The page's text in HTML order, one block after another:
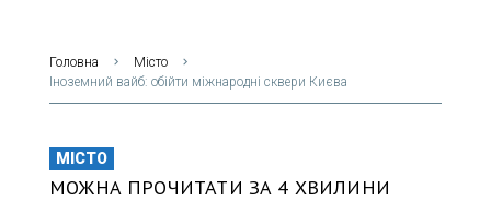
Головна
Місто
Іноземний вайб: обійти міжнародні сквери Києва
МІСТО
МОЖНА ПРОЧИТАТИ ЗА 4 ХВИЛИНИ